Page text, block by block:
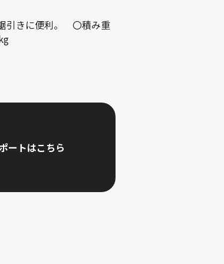
引きに便利。 〇積み重
ートはこちら